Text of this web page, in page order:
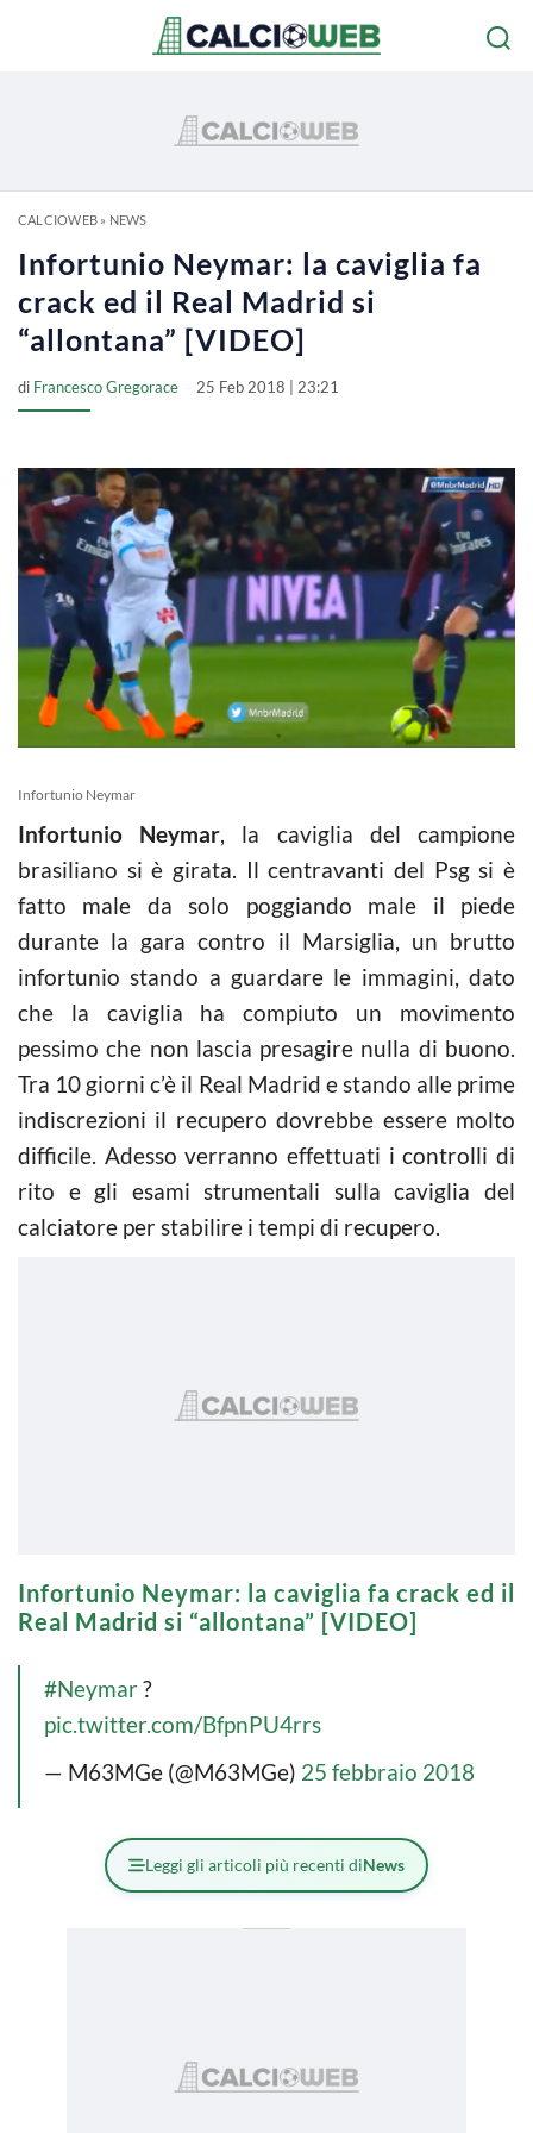
CALCIOWEB» NEWS
Infortunio Neymar: la caviglia fa
crack ed il Real Madrid si
“allontana” [VIDEO]
di Francesco Gregorace 25 Feb 2018 | 23:21
Infortunio Neymar
Infortunio Neymar, la caviglia del campione
brasiliano si è girata. Il centravanti del Psg si è
fatto male da solo poggiando male il piede
durante la gara contro il Marsiglia, un brutto
infortunio stando a guardare le immagini, dato
che la caviglia ha compiuto un movimento
pessimo che non lascia presagire nulla di buono.
Tra 10 giorni c’è il Real Madrid e stando alle prime
indiscrezioni il recupero dovrebbe essere molto
difficile. Adesso verranno effettuati i controlli di
rito e gli esami strumentali sulla caviglia del
calciatore per stabilire i tempi di recupero.
Infortunio Neymar: la caviglia fa crack ed il
Real Madrid si “allontana” [VIDEO]
#Neymar?
pic.twitter.com/BfpnPU4rrs
— M63MGe (@M63MGe) 25 febbraio 2018
Leggi gli articoli più recenti diNews